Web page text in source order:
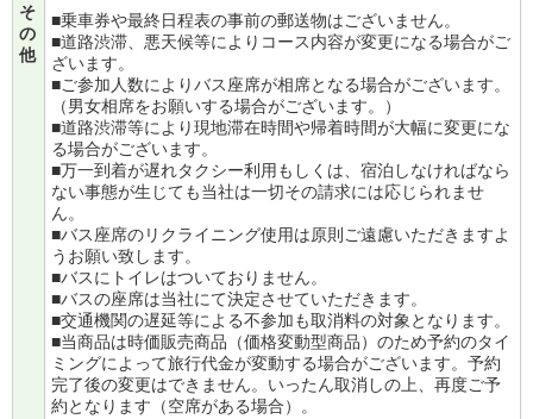
そ
の
他
■乗車券や最終日程表の事前の郵送物はございません。
■道路渋滞、悪天候等によりコース内容が変更になる場合がご
ざいます。
■ご参加人数によりバス座席が相席となる場合がございます。
（男女相席をお願いする場合がございます。）
■道路渋滞等により現地滞在時間や帰着時間が大幅に変更にな
る場合がございます。
■万一到着が遅れタクシー利用もしくは、宿泊しなければなら
ない事態が生じても当社は一切その請求には応じられませ
ん。
■バス座席のリクライニング使用は原則ご遠慮いただきますよ
うお願い致します。
■バスにトイレはついておりません。
■バスの座席は当社にて決定させていただきます。
■交通機関の遅延等による不参加も取消料の対象となります。
■当商品は時価販売商品（価格変動型商品）のため予約のタイ
ミングによって旅行代金が変動する場合がございます。予約
完了後の変更はできません。いったん取消しの上、再度ご予
約となります（空席がある場合）。